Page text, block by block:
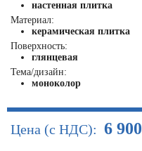
настенная плитка
Материал:
керамическая плитка
Поверхность:
глянцевая
Тема/дизайн:
моноколор
Цена (с НДС): 6 900